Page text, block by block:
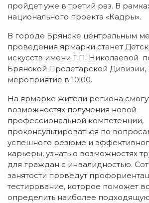
пройдет уже в третий раз. В
национального проекта «Кадры».
В городе Брянске центральным
проведения ярмарки станет
искусств имени Т.П. Николаевой
Брянской Пролетарской Дивизии,
мероприятие в 10:00.
На ярмарке жители региона
возможностях получения новой
профессиональной компетенции,
проконсультироваться по
успешного резюме и
карьеры, узнать о возможностях
для граждан с инвалидностью.
занятости проведут
тестирование, которое поможет
определить наиболее